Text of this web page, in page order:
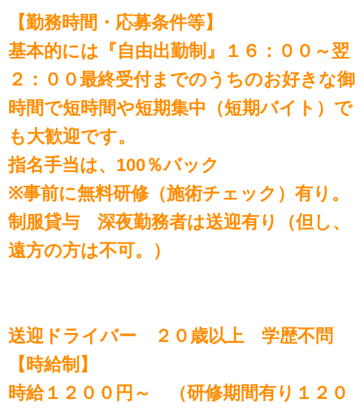
【勤務時間・応募条件等】
基本的には『自由出勤制』１６：００～翌
２：００最終受付までのうちのお好きな御
時間で短時間や短期集中（短期バイト）で
も大歓迎です。
指名手当は、100％バック
※事前に無料研修（施術チェック）有り。
制服貸与 深夜勤務者は送迎有り（但し、
遠方の方は不可。）
送迎ドライバー ２０歳以上 学歴不問
【時給制】
時給１２００円～ （研修期間有り１２０